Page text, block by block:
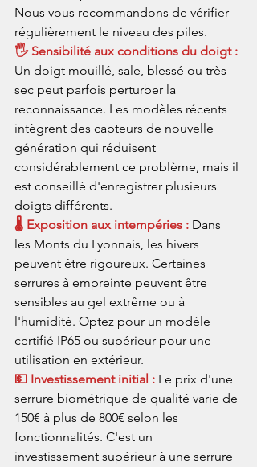
Nous vous recommandons de vérifier
régulièrement le niveau des piles.
🖐️ Sensibilité aux conditions du doigt :
Un doigt mouillé, sale, blessé ou très
sec peut parfois perturber la
reconnaissance. Les modèles récents
intègrent des capteurs de nouvelle
génération qui réduisent
considérablement ce problème, mais il
est conseillé d'enregistrer plusieurs
doigts différents.
🌡️ Exposition aux intempéries : Dans
les Monts du Lyonnais, les hivers
peuvent être rigoureux. Certaines
serrures à empreinte peuvent être
sensibles au gel extrême ou à
l'humidité. Optez pour un modèle
certifié IP65 ou supérieur pour une
utilisation en extérieur.
💵 Investissement initial : Le prix d'une
serrure biométrique de qualité varie de
150€ à plus de 800€ selon les
fonctionnalités. C'est un
investissement supérieur à une serrure